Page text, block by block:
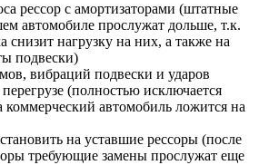
рессор с амортизаторами (штатные
автомобиле прослужат дольше, т.к.
снизит нагрузку на них, а также на
подвески)
вибраций подвески и ударов
(полностью исключается
коммерческий автомобиль ложится на
на уставшие рессоры (после
требующие замены прослужат еще